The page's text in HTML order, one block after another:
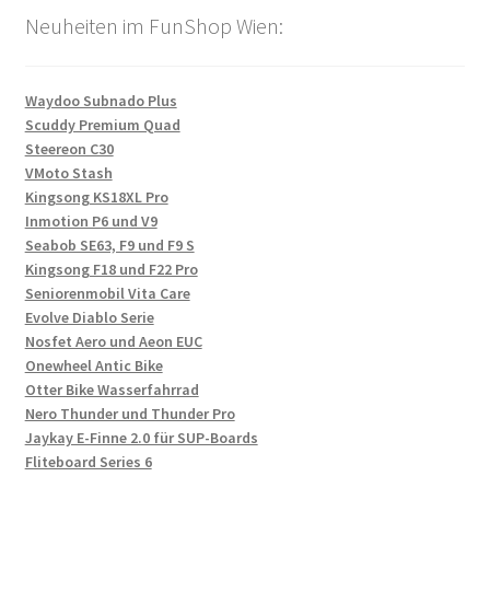
Neuheiten im FunShop Wien:
Waydoo Subnado Plus
Scuddy Premium Quad
Steereon C30
VMoto Stash
Kingsong KS18XL Pro
Inmotion P6 und V9
Seabob SE63, F9 und F9 S
Kingsong F18 und F22 Pro
Seniorenmobil Vita Care
Evolve Diablo Serie
Nosfet Aero und Aeon EUC
Onewheel Antic Bike
Otter Bike Wasserfahrrad
Nero Thunder und Thunder Pro
Jaykay E-Finne 2.0 für SUP-Boards
Fliteboard Series 6